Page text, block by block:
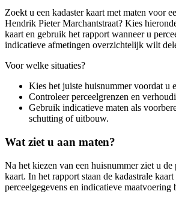
Zoekt u een kadaster kaart met maten voor
Hendrik Pieter Marchantstraat? Kies
kaart en gebruik het rapport wanneer u
indicatieve afmetingen overzichtelijk wilt
Voor welke situaties?
Kies het juiste huisnummer voordat u
Controleer perceelgrenzen en
Gebruik indicatieve maten als
schutting of uitbouw.
Wat ziet u aan maten?
Na het kiezen van een huisnummer ziet u de
kaart. In het rapport staan de kadastrale
perceelgegevens en indicatieve maatvoering